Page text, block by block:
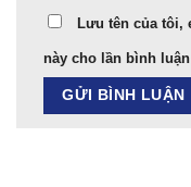
Lưu tên của tôi,
này cho lần bình